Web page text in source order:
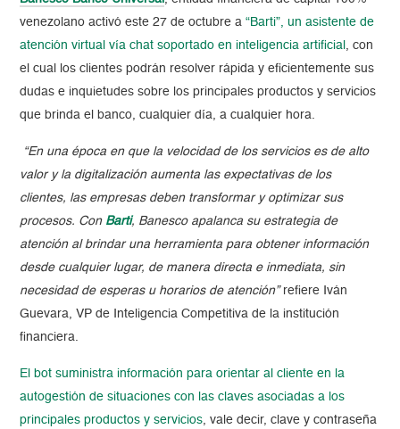
venezolano activó este 27 de octubre a“Barti”, un asistente de
atención virtual vía chat soportado en inteligencia artificial , con
el cual los clientes podrán resolver rápida y eficientemente sus
dudas e inquietudes sobre los principales productos y servicios
que brinda el banco, cualquier día, a cualquier hora.
“En una época en que la velocidad de los servicios es de alto
valor y la digitalización aumenta las expectativas de los
clientes, las empresas deben transformar y optimizar sus
procesos. Con Barti, Banesco apalanca su estrategia de
atención al brindar una herramienta para obtener información
desde cualquier lugar, de manera directa e inmediata, sin
necesidad de esperas u horarios de atención”refiere Iván
Guevara, VP de Inteligencia Competitiva de la institución
financiera.
El bot suministra información para orientar al cliente en la
autogestión de situaciones con las claves asociadas a los
principales productos y servicios, vale decir, clave y contraseña